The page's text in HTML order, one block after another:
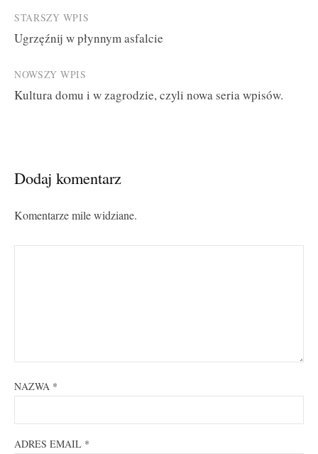
Post
navigation
STARSZY WPIS
Ugrzęźnij w płynnym asfalcie
NOWSZY WPIS
Kultura domu i w zagrodzie, czyli nowa seria wpisów.
Dodaj komentarz
Komentarze mile widziane.
NAZWA *
ADRES EMAIL *